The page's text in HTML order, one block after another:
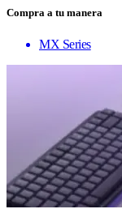
Compra a tu manera
MX Series